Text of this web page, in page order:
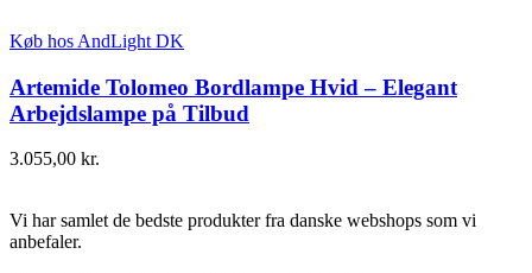
Køb hos AndLight DK
Artemide Tolomeo Bordlampe Hvid – Elegant
Arbejdslampe på Tilbud
3.055,00 kr.
Vi har samlet de bedste produkter fra danske webshops som vi
anbefaler.